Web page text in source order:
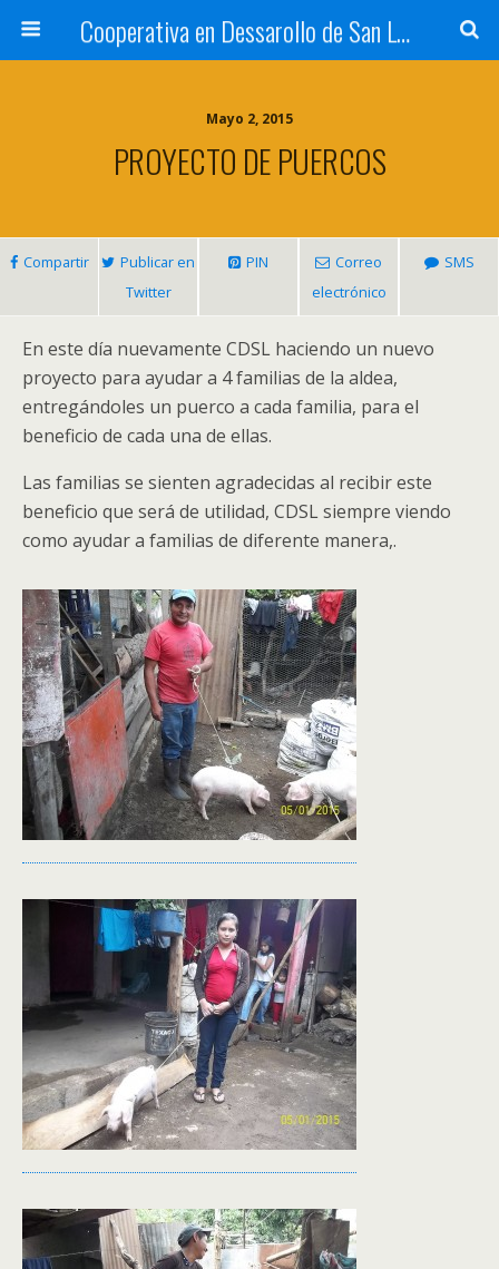
Cooperativa en Dessarollo de San Luis
Mayo 2, 2015
PROYECTO DE PUERCOS
Compartir
Publicar en
Twitter
PIN
Correo
electrónico
SMS
En este día nuevamente CDSL haciendo un nuevo
proyecto para ayudar a 4 familias de la aldea,
entregándoles un puerco a cada familia, para el
beneficio de cada una de ellas.
Las familias se sienten agradecidas al recibir este
beneficio que será de utilidad, CDSL siempre viendo
como ayudar a familias de diferente manera,.